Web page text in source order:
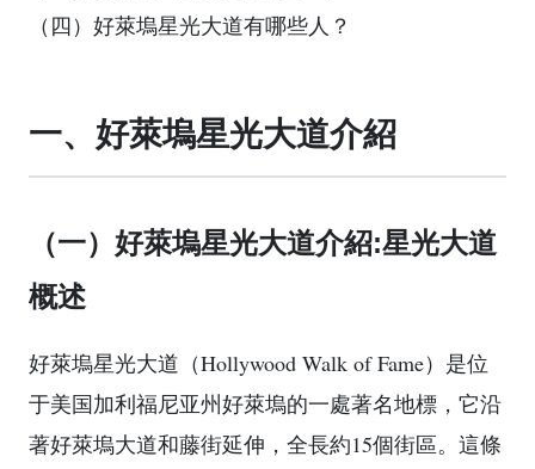
（四）好萊塢星光大道有哪些人？
一、好萊塢星光大道介紹
（一）好萊塢星光大道介紹:星光大道
概述
好萊塢星光大道（Hollywood Walk of Fame）是位
于美国加利福尼亚州好萊塢的一處著名地標，它沿
著好萊塢大道和藤街延伸，全長約15個街區。這條